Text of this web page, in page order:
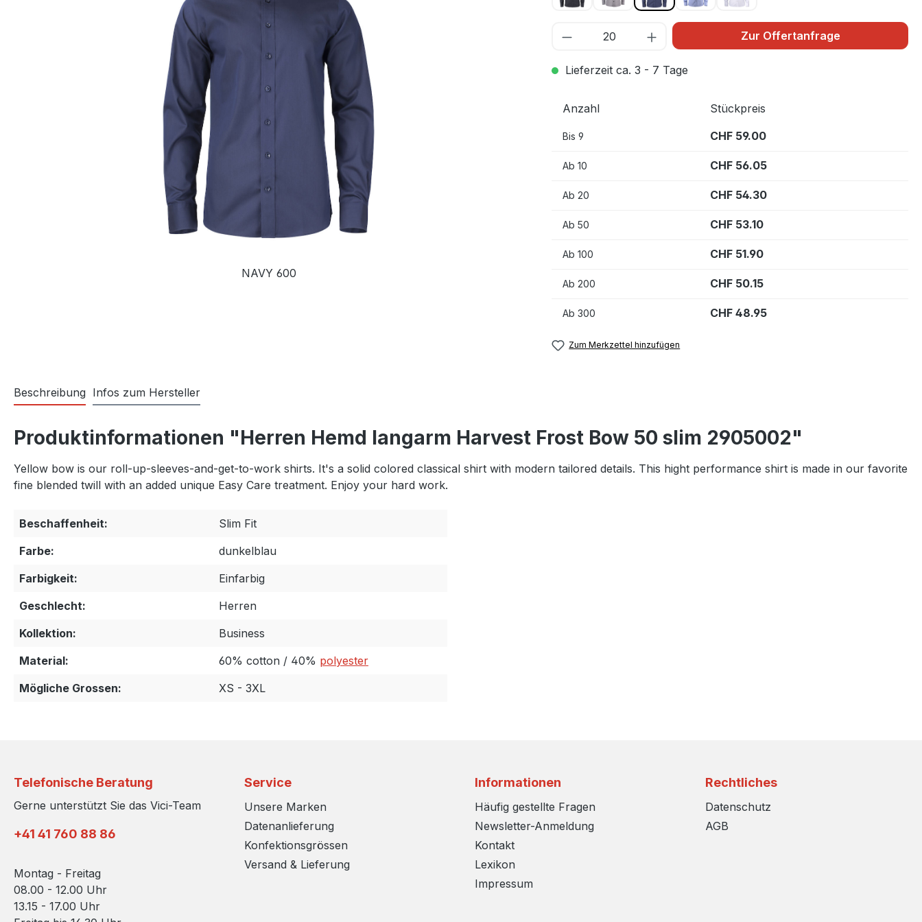
NAVY 600
Zur Offertanfrage
Lieferzeit ca. 3 - 7 Tage
Anzahl Stückpreis
Bis 9 CHF 59.00
Ab 10 CHF 56.05
Ab 20 CHF 54.30
Ab 50 CHF 53.10
Ab 100 CHF 51.90
Ab 200 CHF 50.15
Ab 300 CHF 48.95
Zum Merkzettel hinzufügen
Beschreibung Infos zum Hersteller
Produktinformationen "Herren Hemd langarm Harvest Frost Bow 50 slim 2905002"
Yellow bow is our roll-up-sleeves-and-get-to-work shirts. It's a solid colored classical shirt with modern tailored details. This hight performance shirt is made in our favorite
fine blended twill with an added unique Easy Care treatment. Enjoy your hard work.
Beschaffenheit:
Slim Fit
Farbe:
dunkelblau
Farbigkeit:
Einfarbig
Geschlecht:
Herren
Kollektion:
Business
Material:
60% cotton / 40% polyester
Mögliche Grossen:
XS - 3XL
Telefonische Beratung
Gerne unterstützt Sie das Vici-Team
+41 41 760 88 86
Montag - Freitag
08.00 - 12.00 Uhr
13.15 - 17.00 Uhr
Service
Unsere Marken
Datenanlieferung
Konfektionsgrössen
Versand & Lieferung
Informationen
Häufig gestellte Fragen
Newsletter-Anmeldung
Kontakt
Lexikon
Impressum
Rechtliches
Datenschutz
AGB